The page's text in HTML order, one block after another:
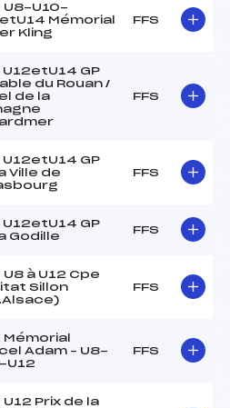
U8-U10-
Mémorial
Kling
FFS
U12etU14 GP
du Rouan /
de la
FFS
U12etU14 GP
Ville de
FFS
U12etU14 GP
Godille
FFS
U8 à U12 Cpe
Sillon
FFS
Mémorial
Adam – U8-
U12
FFS
U12 Prix de la